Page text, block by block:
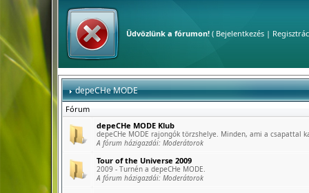
Üdvözlünk a fórumon!( Bejelentkezés|
depeCHe MODE
Fórum
depeCHe MODE Klub
depeCHe MODE rajongók törzshelye. Minden, ami a csapattal
A fórum házigazdái: Moderátorok
Tour of the Universe 2009
2009 - Turnén a depeCHe MODE.
A fórum házigazdái: Moderátorok